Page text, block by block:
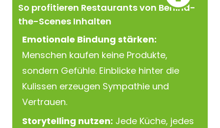
Emotionale Bindung stärken:
Menschen kaufen keine Produkte,
sondern Gefühle. Einblicke hinter die
Kulissen erzeugen Sympathie und
Vertrauen.
Storytelling nutzen: Jede Küche, jedes
So profitieren Restaurants von Behind-
the-Scenes Inhalten